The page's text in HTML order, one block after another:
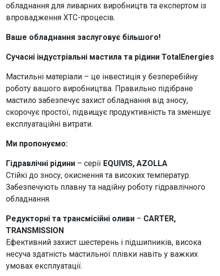
обладнання для ливарних виробництв та експертом із
впровадження ХТС-процесів.
Ваше обладнання заслуговує більшого!
Сучасні індустріальні мастила та рідини TotalEnergies
Мастильні матеріали – це інвестиція у безперебійну
роботу вашого виробництва. Правильно підібране
мастило забезпечує захист обладнання від зносу,
скорочує простої, підвищує продуктивність та зменшує
експлуатаційні витрати.
Ми пропонуємо:
Гідравлічні рідини – серії EQUIVIS, AZOLLA
Стійкі до зносу, окиснення та високих температур.
Забезпечують плавну та надійну роботу гідравлічного
обладнання.
Редукторні та трансмісійні оливи – CARTER,
TRANSMISSION
Ефективний захист шестерень і підшипників, висока
несуча здатність мастильної плівки навіть у важких
умовах експлуатації.